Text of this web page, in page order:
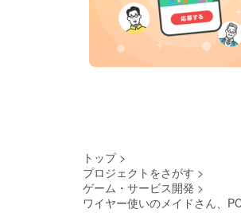
トップ >
プロジェクトをさがす >
ゲーム・サービス開発 >
ワイヤー使いのメイドさん、